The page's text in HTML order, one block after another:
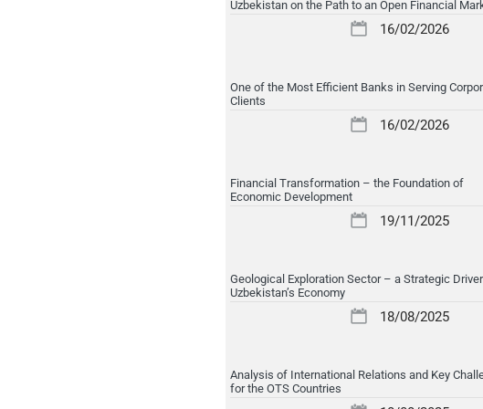
Uzbekistan on the Path to an Open Financial
16/02/2026
One of the Most Efficient Banks in Serving
Clients
16/02/2026
Financial Transformation – the Foundation of
Economic Development
19/11/2025
Geological Exploration Sector – a Strategic
Uzbekistan’s Economy
18/08/2025
Analysis of International Relations and Key
for the OTS Countries